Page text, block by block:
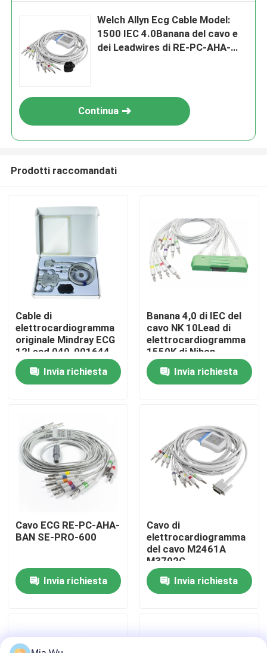
Prodotti
Circa noi
Giro della fabbrica
Controllo di qualità
Contattici
Notizie
Casi
Sensore riutilizzabile spO2
Welch Allyn Ecg Cable Model:
1500 IEC 4.0Banana del cavo e
dei Leadwires di RE-PC-AHA-
Continua
Prodotti raccomandati
Cable di
elettrocardiogramma
originale Mindray ECG
12Lead 040-001644-
00 BeneHeart R12,
BeneHeart R3
Invia richiesta
Banana 4,0 di IEC del
cavo NK 10Lead di
elettrocardiogramma
1550K di Nihon
Kohden Giappone BR-
911D ECG-9320 ECG-
9522P Cardiofax V
Invia richiesta
Cavo ECG RE-PC-AHA-
BAN SE-PRO-600
Invia richiesta
Cavo di
elettrocardiogramma
del cavo M2461A
M3702C
989803175901 di
elettrocardiogramma
di P-hilips HP e banana
Invia richiesta